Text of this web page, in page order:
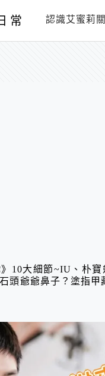
常 認識艾蜜莉關
》10大細節~IU、朴
頭爺爺鼻子？塗指甲